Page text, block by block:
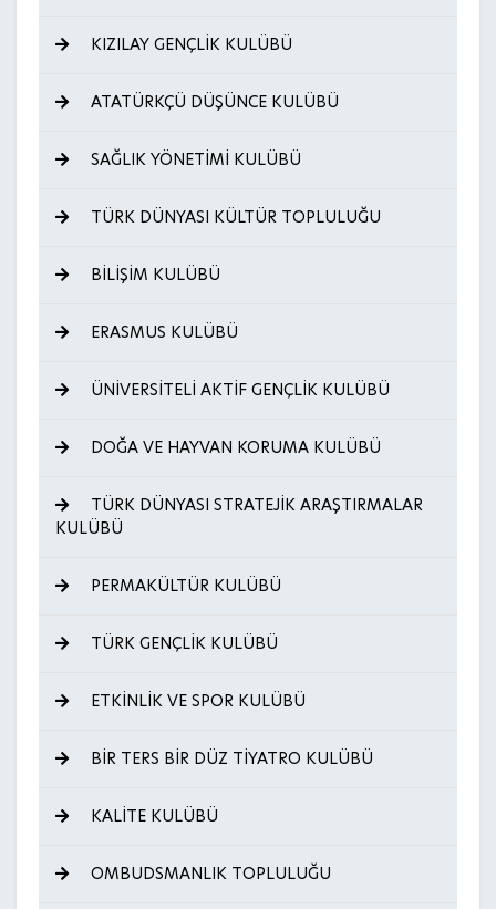
KIZILAY GENÇLİK KULÜBÜ
ATATÜRKÇÜ DÜŞÜNCE KULÜBÜ
SAĞLIK YÖNETİMİ KULÜBÜ
TÜRK DÜNYASI KÜLTÜR TOPLULUĞU
BİLİŞİM KULÜBÜ
ERASMUS KULÜBÜ
ÜNİVERSİTELİ AKTİF GENÇLİK KULÜBÜ
DOĞA VE HAYVAN KORUMA KULÜBÜ
TÜRK DÜNYASI STRATEJİK ARAŞTIRMALAR
KULÜBÜ
PERMAKÜLTÜR KULÜBÜ
TÜRK GENÇLİK KULÜBÜ
ETKİNLİK VE SPOR KULÜBÜ
BİR TERS BİR DÜZ TİYATRO KULÜBÜ
KALİTE KULÜBÜ
OMBUDSMANLIK TOPLULUĞU